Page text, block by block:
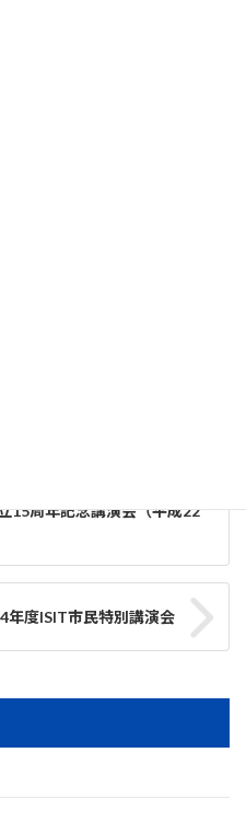
15周年記念講演会（平成22
年度ISIT市民特別講演会